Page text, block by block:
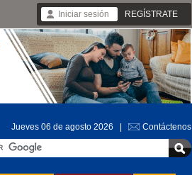
Iniciar sesión REGÍSTRATE
Jueves 06 de agosto 2026 | Contáctenos